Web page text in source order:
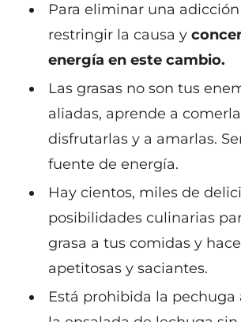
Para eliminar una
restringir la causa y
energía en este cambio.
Las grasas no son tus
aliadas, aprende a
disfrutarlas y a amarlas.
fuente de energía.
Hay cientos, miles de
posibilidades culinarias
grasa a tus comidas y
apetitosas y saciantes.
Está prohibida la pechuga